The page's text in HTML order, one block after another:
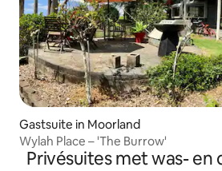
Gastsuite in Moorland
Wylah Place – 'The Burrow'
Privésuites met was- en